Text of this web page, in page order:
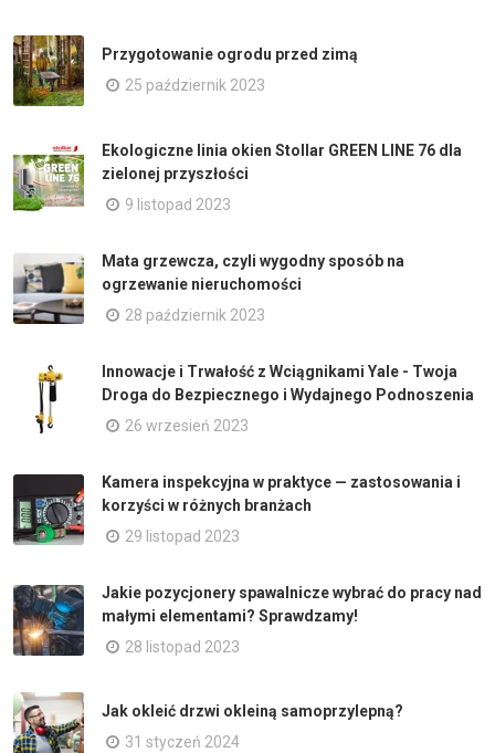
Przygotowanie ogrodu przed zimą
25 październik 2023
Ekologiczne linia okien Stollar GREEN LINE 76 dla
zielonej przyszłości
9 listopad 2023
Mata grzewcza, czyli wygodny sposób na
ogrzewanie nieruchomości
28 październik 2023
Innowacje i Trwałość z Wciągnikami Yale - Twoja
Droga do Bezpiecznego i Wydajnego Podnoszenia
26 wrzesień 2023
Kamera inspekcyjna w praktyce — zastosowania i
korzyści w różnych branżach
29 listopad 2023
Jakie pozycjonery spawalnicze wybrać do pracy nad
małymi elementami? Sprawdzamy!
28 listopad 2023
Jak okleić drzwi okleiną samoprzylepną?
31 styczeń 2024